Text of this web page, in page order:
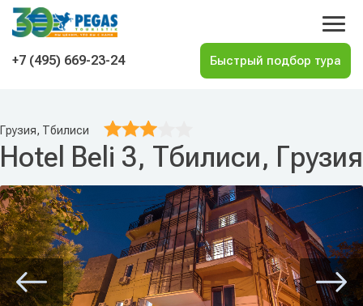
На главную
+7 (495) 669-23-24
Грузия, Тбилиси
Hotel Beli 3, Тбилиси, Грузия